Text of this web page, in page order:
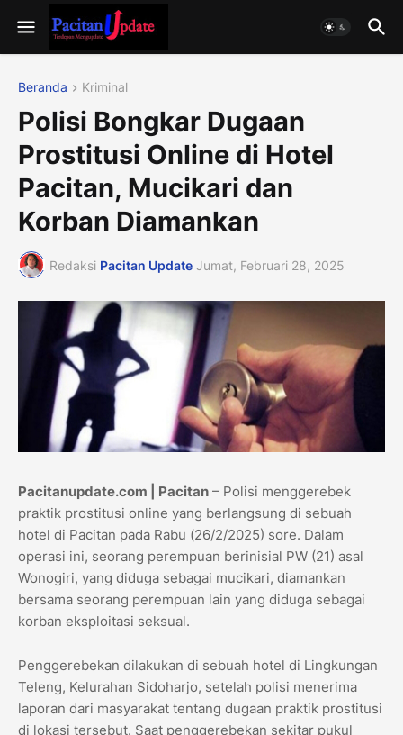
Beranda Kriminal
Polisi Bongkar Dugaan
Prostitusi Online di Hotel
Pacitan, Mucikari dan
Korban Diamankan
Redaksi Pacitan Update Jumat, Februari 28, 2025
Pacitanupdate.com | Pacitan – Polisi menggerebek
praktik prostitusi online yang berlangsung di sebuah
hotel di Pacitan pada Rabu (26/2/2025) sore. Dalam
operasi ini, seorang perempuan berinisial PW (21) asal
Wonogiri, yang diduga sebagai mucikari, diamankan
bersama seorang perempuan lain yang diduga sebagai
korban eksploitasi seksual.
Penggerebekan dilakukan di sebuah hotel di Lingkungan
Teleng, Kelurahan Sidoharjo, setelah polisi menerima
laporan dari masyarakat tentang dugaan praktik prostitusi
di lokasi tersebut. Saat penggerebekan sekitar pukul